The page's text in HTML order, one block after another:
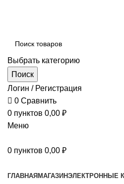
Выбрать категорию
Поиск
Логин / Регистрация
0 Сравнить
0 пунктов 0,00 ₽
Меню
0 пунктов 0,00 ₽
ГЛАВНАЯ МАГАЗИНЭЛЕКТРОННЫЕ